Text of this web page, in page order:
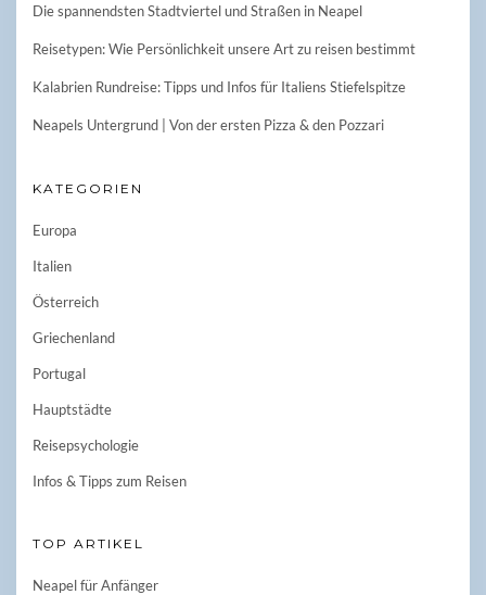
Die spannendsten Stadtviertel und Straßen in Neapel
Reisetypen: Wie Persönlichkeit unsere Art zu reisen bestimmt
Kalabrien Rundreise: Tipps und Infos für Italiens Stiefelspitze
Neapels Untergrund | Von der ersten Pizza & den Pozzari
KATEGORIEN
Europa
Italien
Österreich
Griechenland
Portugal
Hauptstädte
Reisepsychologie
Infos & Tipps zum Reisen
TOP ARTIKEL
Neapel für Anfänger